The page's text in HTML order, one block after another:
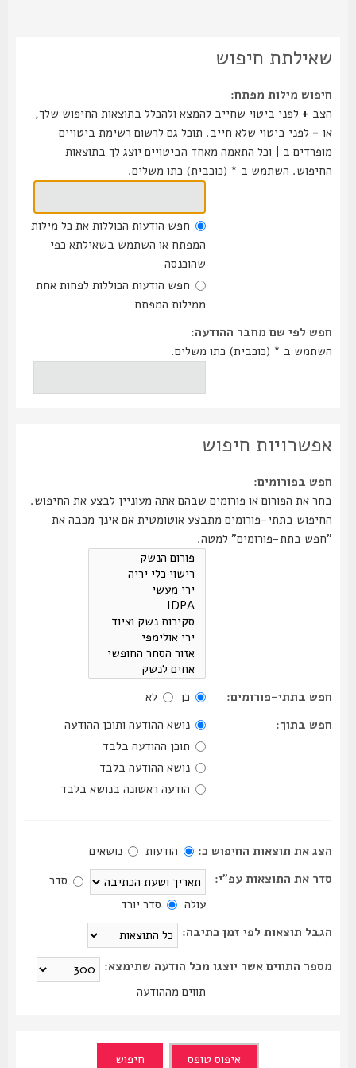
שאילתת חיפוש
חיפוש מילות מפתח:
+לפני ביטוי שחייב להמצא ולהכלל בתוצאות החיפוש שלך,
לפני ביטוי שלא חייב. תוכל גם לרשום רשימת ביטויים
מופרדים ב|וכל התאמה מאחד הביטויים יוצג לך בתוצאות
החיפוש. השתמש ב * (כוכבית) כתו משלים.
חפש הודעות הכוללות את כל מילות
המפתח או השתמש בשאילתא כפי
שהוכנסה
חפש הודעות הכוללות לפחות אחת
ממילות המפתח
חפש לפי שם מחבר ההודעה:
השתמש ב * (כוכבית) כתו משלים.
אפשרויות חיפוש
חפש בפורומים:
בחר את הפורום או פורומים שבהם אתה מעוניין לבצע את החיפוש.
החיפוש בתתי-פורומים מתבצע אוטומטית אם אינך מכבה את
"חפש בתת-פורומים" למטה.
חפש בתתי-פורומים: כן
לא
חפש בתוך:
נושא ההודעה ותוכן ההודעה
תוכן ההודעה בלבד
נושא ההודעה בלבד
הודעה ראשונה בנושא בלבד
הצג את תוצאות החיפוש כ: הודעות
נושאים
סדר את התוצאות עפ"י:
סדר
סדר יורד
הגבל תוצאות לפי זמן כתיבה:
מספר התווים אשר יוצגו מכל הודעה שתימצא:
תווים מההודעה